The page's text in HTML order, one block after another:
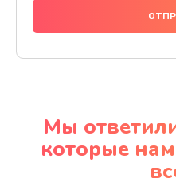
Мы
которые